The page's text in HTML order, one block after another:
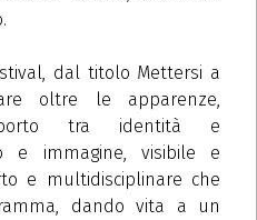
dal titolo Mettersi a
oltre le apparenze,
tra identità e
e immagine, visibile e
e multidisciplinare che
dando vita a un